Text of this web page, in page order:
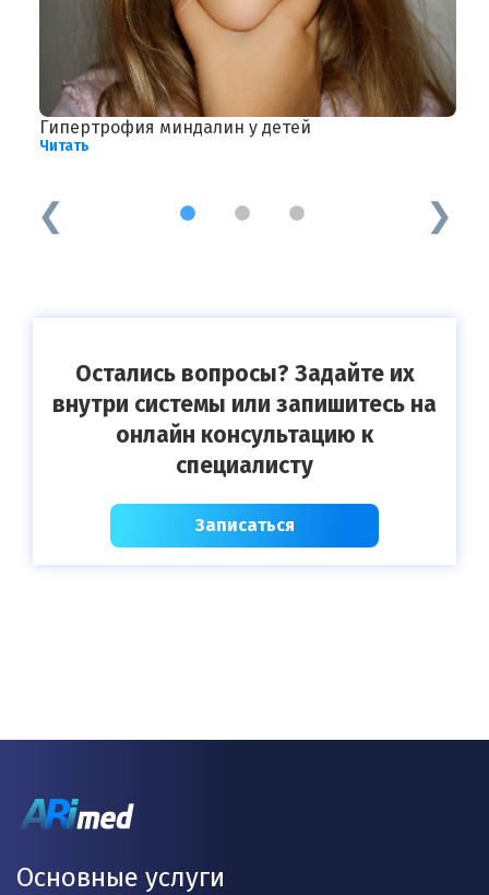
Гипертрофия миндалин у детей
Читать
1 2 3
Остались вопросы? Задайте их
внутри системы или запишитесь на
онлайн консультацию к
специалисту
Записаться
Основные услуги